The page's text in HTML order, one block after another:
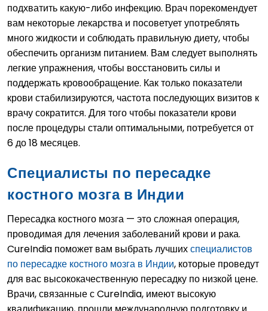
подхватить какую-либо инфекцию. Врач порекомендует
вам некоторые лекарства и посоветует употреблять
много жидкости и соблюдать правильную диету, чтобы
обеспечить организм питанием. Вам следует выполнять
легкие упражнения, чтобы восстановить силы и
поддержать кровообращение. Как только показатели
крови стабилизируются, частота последующих визитов к
врачу сократится. Для того чтобы показатели крови
после процедуры стали оптимальными, потребуется от
6 до 18 месяцев.
Специалисты по пересадке
костного мозга в Индии
Пересадка костного мозга — это сложная операция,
проводимая для лечения заболеваний крови и рака.
CureIndia поможет вам выбрать лучшихспециалистов
по пересадке костного мозга в Индии, которые проведут
для вас высококачественную пересадку по низкой цене.
Врачи, связанные с CureIndia, имеют высокую